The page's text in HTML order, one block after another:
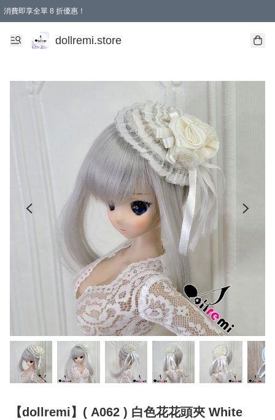
消費即享全單 8 折優惠！
購物滿 HKD 1500.00即享免運費優惠！（適用於 本地送貨、本地取貨、國際送貨 )
dollremi.store
【dollremi】( A062 ) 白色花花頭夾 White